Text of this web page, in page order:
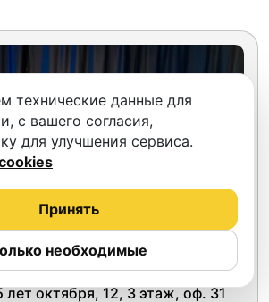
4.7
лет октября, 12, 3 этаж, оф. 31
технические данные для
с вашего согласия,
для улучшения сервиса.
необходимые
Принять